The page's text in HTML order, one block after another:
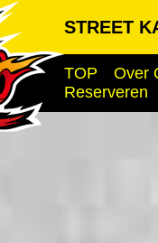
STREET
TOP
Over
Reserveren